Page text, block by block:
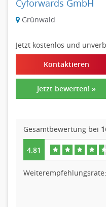
Cyforwards GmbH
Grünwald
Jetzt kostenlos und
Kontaktieren
Jetzt bewerten! »
Gesamtbewertung bei
4.81
Weiterempfehlungsrate: